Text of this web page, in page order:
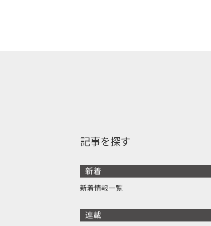
記事を探す
新着
新着情報一覧
連載